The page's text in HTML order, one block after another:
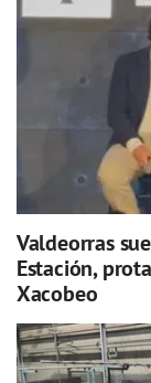
Valdeorras
Estación,
Xacobeo